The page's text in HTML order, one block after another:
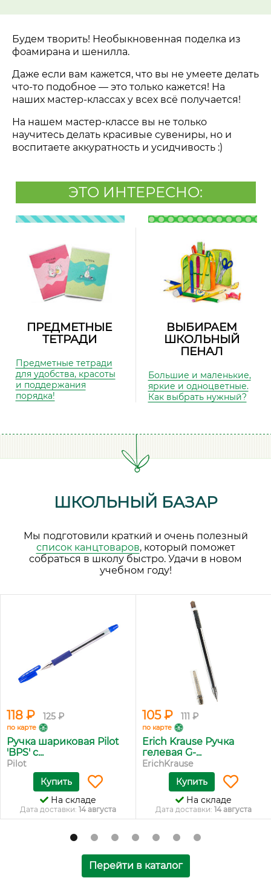
Будем творить! Необыкновенная поделка из
фоамирана и шенилла.
Даже если вам кажется, что вы не умеете делать
что-то подобное — это только кажется! На
наших мастер-классах у всех всё получается!
На нашем мастер-классе вы не только
научитесь делать красивые сувениры, но и
воспитаете аккуратность и усидчивость :)
ЭТО ИНТЕРЕСНО:
ПРЕДМЕТНЫЕ
ТЕТРАДИ
Предметные тетради
для удобства, красоты
и поддержания
порядка!
ВЫБИРАЕМ
ШКОЛЬНЫЙ
ПЕНАЛ
Большие и маленькие,
яркие и одноцветные.
Как выбрать нужный?
ШКОЛЬНЫЙ БАЗАР
Мы подготовили краткий и очень полезный
список канцтоваров, который поможет
собраться в школу быстро. Удачи в новом
учебном году!
118 ₽ 125 ₽
по карте
Ручка шариковая Pilot
'BPS' с...
Pilot
Купить
На складе
Дата доставки: 14 августа
105 ₽ 111 ₽
по карте
Erich Krause Ручка
гелевая G-...
ErichKrause
Купить
На складе
Дата доставки: 14 августа
Перейти в каталог